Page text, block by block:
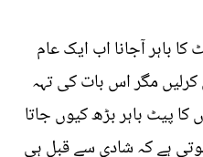
باہر آجانا اب ایک عام
مگر اس بات کی تہہ
پیٹ باہر بڑھ کیوں جاتا
ہے کہ شادی سے قبل ہی